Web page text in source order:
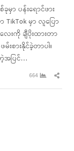
မှာ ပန်းရောင်ဖား
မှာ လူပြော
ေးကို ချီပိုးထားတာ
ားနိုင်ခဲ့တာပါ။
ပြင်…
664